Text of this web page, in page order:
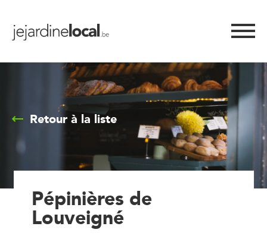
Retour à la liste
Pépinières de
Louveigné